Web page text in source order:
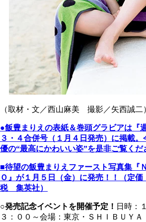
（取材・文／西山麻美 撮影／矢西誠二
●飯豊まりえ の表紙＆巻頭グラビアは『
３・４合併号（１月４日発売）に掲載。
優の“最高にかわいい姿”を是非ご覧くだ
■待望の飯豊まりえファースト写真集『
Ｏ』が１月５日（金）に発売！！（定価
税 集英社）
○発売記念イベントを開催予定！ 日時：
３：００～会場：東京・ＳＨＩＢＵＹ